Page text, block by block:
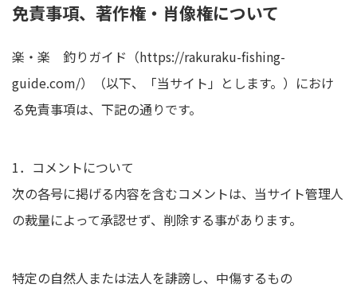
免責事項、著作権・肖像権について
楽・楽 釣りガイド（https://rakuraku-fishing-
guide.com/）（以下、「当サイト」とします。）におけ
る免責事項は、下記の通りです。
1．コメントについて
次の各号に掲げる内容を含むコメントは、当サイト管理人
の裁量によって承認せず、削除する事があります。
特定の自然人または法人を誹謗し、中傷するもの